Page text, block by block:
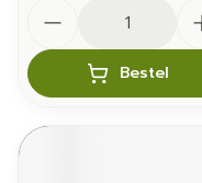
Bestel